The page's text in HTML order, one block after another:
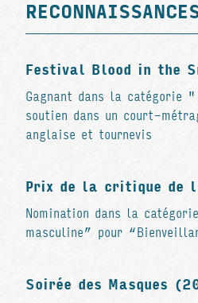
Festival Blood in the
Gagnant dans la catégorie
soutien dans un court-
anglaise et tournevis
Prix de la critique de
Nomination dans la
masculine” pour
Soirée des Masques